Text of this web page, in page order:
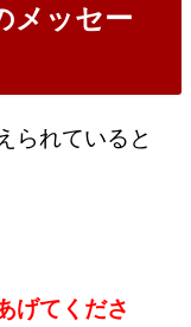
メッセー
られていると
げてくださ